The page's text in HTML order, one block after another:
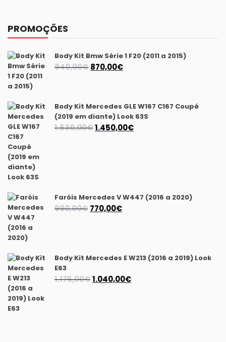
PROMOÇÕES
Body Kit Bmw Série 1 F20 (2011 a 2015)
940,00€ O
era:
940,00€.
870,00€O
é:
870,00€.
Body Kit Mercedes GLE W167 C167 Coupé
(2019 em diante) Look 63S
1.630,00€O
1.450,00€O
Faróis Mercedes V W447 (2016 a 2020)
990,00€ O
990,00€.
770,00€O
770,00€.
Body Kit Mercedes E W213 (2016 a 2019) Look
E63
1.175,00€O
1.040,00€O